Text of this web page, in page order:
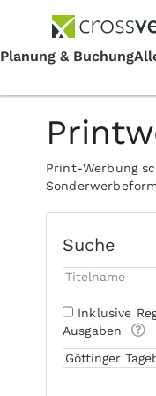
Print-Werbung
Suche
Inklusive
Ausgaben